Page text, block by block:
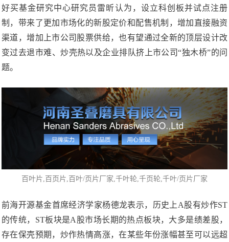
好买基金研究中心研究员雷昕认为，设立科创板并试点注册
制，带来了更加市场化的新股定价和配售机制，增加直接融资
渠道，增加上市公司股票供给，也有望通过全新的顶层设计改
变过去退市难、炒壳热以及企业排队挤上市公司“独木桥”的问
题。
百叶片,百页片,百叶/页片厂家,千叶轮,千页轮,千叶/页片厂家
前海开源基金首席经济学家杨德龙表示，历史上A股有炒作ST
的传统，ST板块是A股市场长期的热点板块，大多是绩差股，
存在保壳预期，炒作热情高涨，在某些年份涨幅甚至可以远超